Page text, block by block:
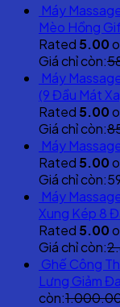
Máy
Mèo Hồng
Rated 5.00
Giá chỉ còn:
Máy
(9 Đầu Mát
Rated 5.00
Giá chỉ còn:
Máy
Rated 5.00
Giá chỉ còn:
Máy
Xung Kép 8
Rated 5.00
Giá chỉ còn:
Ghế Công
Lưng Giảm
còn: